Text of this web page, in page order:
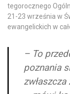
tegorocznego
21-23 września w
ewangelickich w
– To
poznania